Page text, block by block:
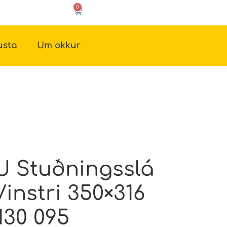
0
Um okkur
Stuðningsslá
350×316
095